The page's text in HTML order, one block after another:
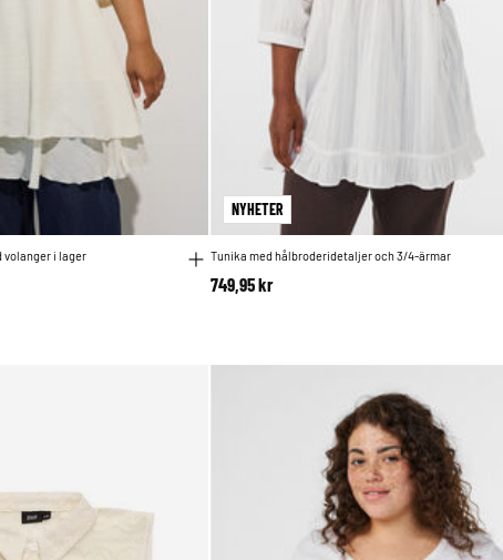
volanger i lager
NYHETER
Tunika med hålbroderidetaljer och 3/4-ärmar
749,95 kr